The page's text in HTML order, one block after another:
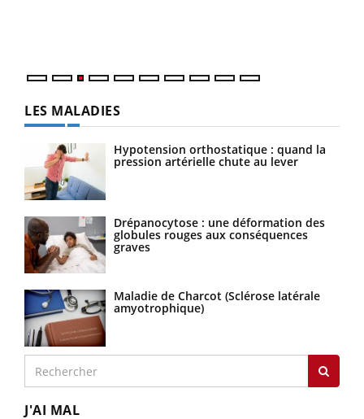
LES MALADIES
Hypotension orthostatique : quand la
pression artérielle chute au lever
Drépanocytose : une déformation des
globules rouges aux conséquences
graves
Maladie de Charcot (Sclérose latérale
amyotrophique)
J'AI MAL